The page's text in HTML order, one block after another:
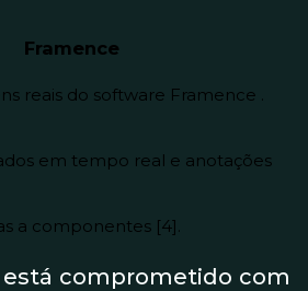
reais do software Framence .
em tempo real e anotações
a componentes [4].
está comprometido com